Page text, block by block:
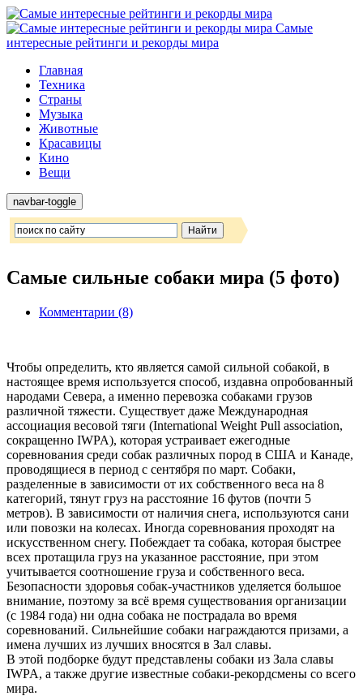
Самые
интересные рейтинги и рекорды мира
Главная
Техника
Страны
Музыка
Животные
Красавицы
Кино
Вещи
navbar-toggle
Самые сильные собаки мира (5 фото)
Комментарии (8)
Чтобы определить, кто является самой сильной собакой, в
настоящее время используется способ, издавна опробованный
народами Севера, а именно перевозка собаками грузов
различной тяжести. Существует даже Международная
ассоциация весовой тяги (International Weight Pull association,
сокращенно IWPA), которая устраивает ежегодные
соревнования среди собак различных пород в США и Канаде,
проводящиеся в период с сентября по март. Собаки,
разделенные в зависимости от их собственного веса на 8
категорий, тянут груз на расстояние 16 футов (почти 5
метров). В зависимости от наличия снега, используются сани
или повозки на колесах. Иногда соревнования проходят на
искусственном снегу. Побеждает та собака, которая быстрее
всех протащила груз на указанное расстояние, при этом
учитывается соотношение груза и собственного веса.
Безопасности здоровья собак-участников уделяется большое
внимание, поэтому за всё время существования организации
(с 1984 года) ни одна собака не пострадала во время
соревнований. Сильнейшие собаки награждаются призами, а
имена лучших из лучших вносятся в Зал славы.
В этой подборке будут представлены собаки из Зала славы
IWPA, а также другие известные собаки-рекордсмены со всего
мира.